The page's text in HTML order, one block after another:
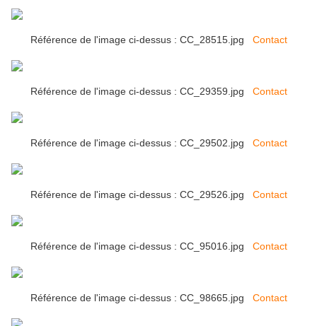
Référence de l'image ci-dessus : CC_28515.jpg Contact
Référence de l'image ci-dessus : CC_29359.jpg Contact
Référence de l'image ci-dessus : CC_29502.jpg Contact
Référence de l'image ci-dessus : CC_29526.jpg Contact
Référence de l'image ci-dessus : CC_95016.jpg Contact
Référence de l'image ci-dessus : CC_98665.jpg Contact